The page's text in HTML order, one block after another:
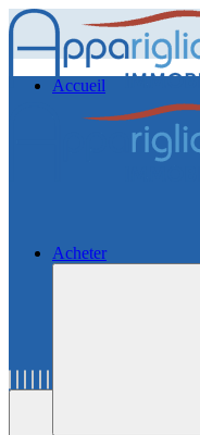
Accueil
Acheter